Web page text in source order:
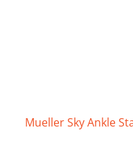
Mueller Sky Ankle